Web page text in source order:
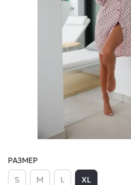
РАЗМЕР
S M L XL